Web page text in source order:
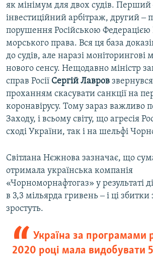
як мінімум для двох судів. Перший
інвестиційний арбітраж, другий ‒
порушення Російською Федерацією
морського права. Вся ця база
до судів, але наразі моніторингові
нового сенсу. Нещодавно міністр
справ Росії Сергій Лавров
проханням скасувати санкції на
коронавірусу. Тому зараз важливо
Заходу, і всьому світу, що агресія
сході України, так і на шельфі
Світлана Нєжнова зазначає, що
отримала українська компанія
«Чорноморнафтогаз» у результаті
в 3,3 мільярда гривень ‒ і ці збитки
зростуть.
Україна за програмами
2020 році мала видобувати